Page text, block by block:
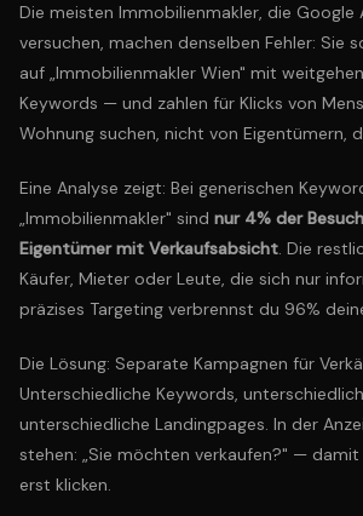
Die meisten Immobilienmakler, die Google
versuchen, machen denselben Fehler: Sie
auf „Immobilienmakler Wien" mit
Keywords — und zahlen für Klicks von
Wohnung suchen, nicht von Eigentümern,
Eine Analyse zeigt: Bei generischen
„Immobilienmakler" sind nur 4% der
Eigentümer mit Verkaufsabsicht. Die
Käufer, Mieter oder Leute, die sich nur
präzises Targeting verbrennst du 96%
Die Lösung: Separate Kampagnen für
Unterschiedliche Keywords,
unterschiedliche Landingpages. In der
stehen: „Sie möchten verkaufen?" —
erst klicken.